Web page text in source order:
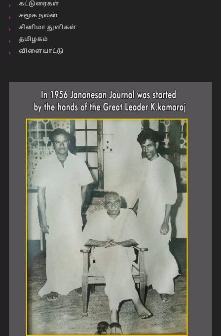
கட்டுரைகள்
சமூக நலன்
சினிமா துளிகள்
தமிழகம்
விளையாட்டு